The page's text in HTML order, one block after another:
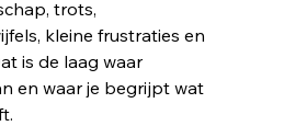
trots,
kleine frustraties en
is de laag waar
en waar je begrijpt wat